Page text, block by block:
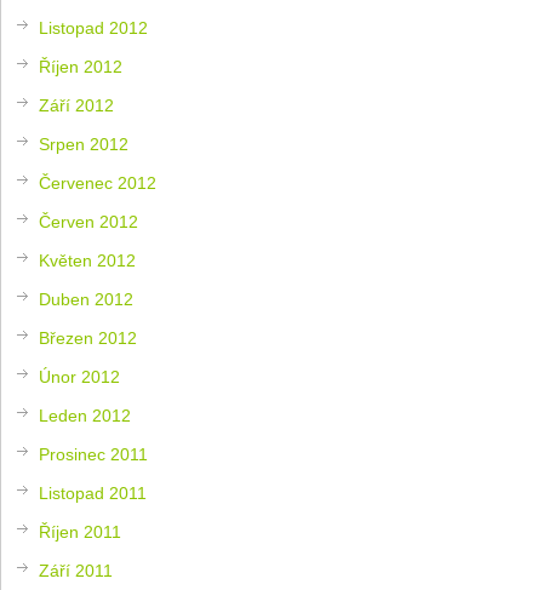
Listopad 2012
Říjen 2012
Září 2012
Srpen 2012
Červenec 2012
Červen 2012
Květen 2012
Duben 2012
Březen 2012
Únor 2012
Leden 2012
Prosinec 2011
Listopad 2011
Říjen 2011
Září 2011